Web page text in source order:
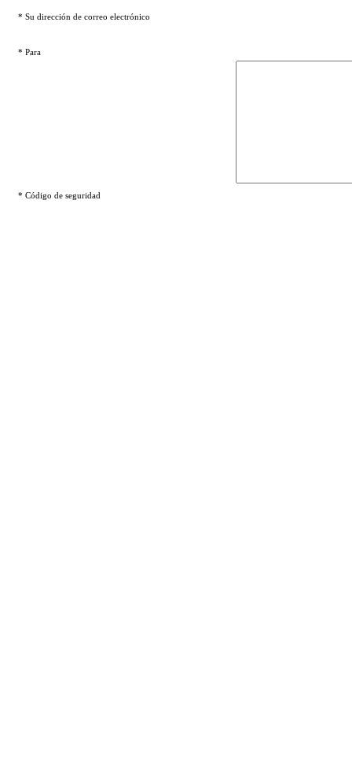
* Su dirección de correo electrónico
* Para
* Código de seguridad